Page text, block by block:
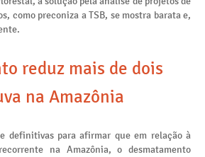
como preconiza a TSB, se mostra barata e,
reduz mais de dois
na Amazônia
definitivas para afirmar que em relação à
na Amazônia, o desmatamento